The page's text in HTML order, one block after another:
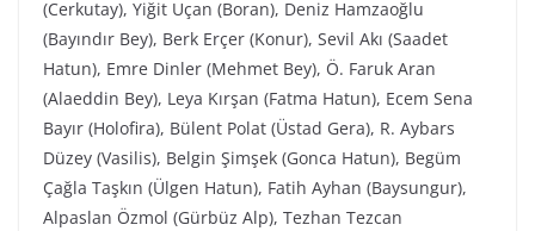
(Cerkutay), Yiğit Uçan (Boran), Deniz Hamzaoğlu
(Bayındır Bey), Berk Erçer (Konur), Sevil Akı (Saadet
Hatun), Emre Dinler (Mehmet Bey), Ö. Faruk Aran
(Alaeddin Bey), Leya Kırşan (Fatma Hatun), Ecem Sena
Bayır (Holofira), Bülent Polat (Üstad Gera), R. Aybars
Düzey (Vasilis), Belgin Şimşek (Gonca Hatun), Begüm
Çağla Taşkın (Ülgen Hatun), Fatih Ayhan (Baysungur),
Alpaslan Özmol (Gürbüz Alp), Tezhan Tezcan